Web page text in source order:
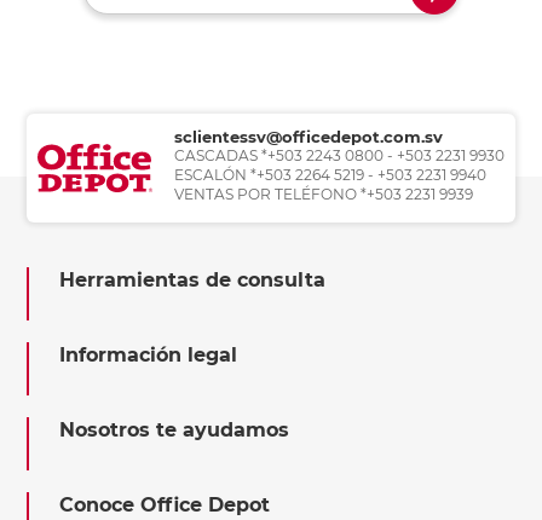
sclientessv@officedepot.com.sv
CASCADAS *+503 2243 0800 - +503 2231 9930
ESCALÓN *+503 2264 5219 - +503 2231 9940
VENTAS POR TELÉFONO *+503 2231 9939
Herramientas de consulta
Información legal
Nosotros te ayudamos
Conoce Office Depot